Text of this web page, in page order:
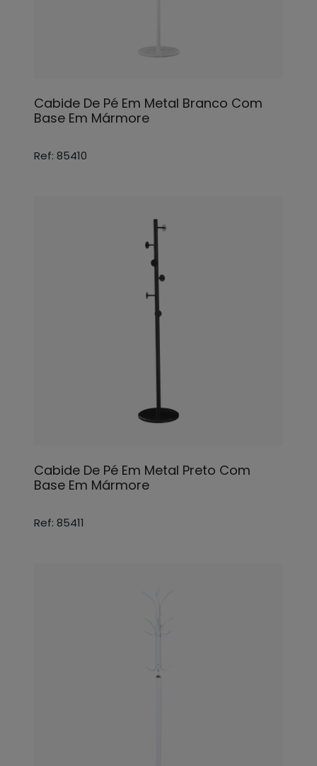
Cabide De Pé Em Metal Branco Com
Base Em Mármore
Ref: 85410
Cabide De Pé Em Metal Preto Com
Base Em Mármore
Ref: 85411